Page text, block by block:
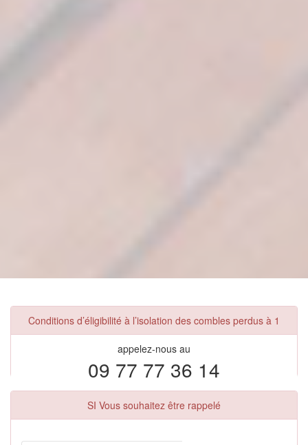
Conditions d’éligibilité à l’isolation des combles perdus à 1
appelez-nous au
09 77 77 36 14
SI Vous souhaitez être rappelé